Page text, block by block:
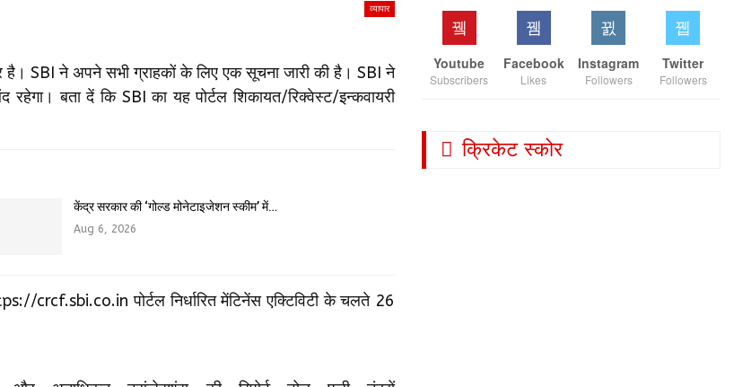
व्यापार
SBI ने अपने सभी ग्राहकों के लिए एक सूचना जारी की है। SBI ने
बता दें कि SBI का यह पोर्टल शिकायत/रिक्वेस्ट/इन्कवायरी
केंद्र सरकार की ‘गोल्ड मोनेटाइजेशन स्कीम’ में…
Aug 6, 2026
crcf.sbi.co.in पोर्टल निर्धारित मेंटिनेंस एक्टिविटी के चलते 26
Youtube
Subscribers
Facebook
Likes
Instagram
Followers
Twitter
Followers
क्रिकेट स्कोर